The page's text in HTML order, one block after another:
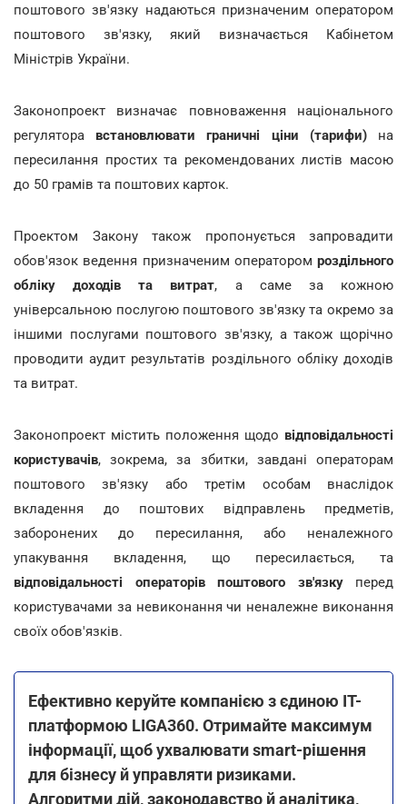
поштового зв'язку надаються призначеним оператором
поштового зв'язку, який визначається Кабінетом
Міністрів України.
Законопроект визначає повноваження національного
регулятора встановлювати граничні ціни (тарифи) на
пересилання простих та рекомендованих листів масою
до 50 грамів та поштових карток.
Проектом Закону також пропонується запровадити
обов'язок ведення призначеним оператором роздільного
обліку доходів та витрат, а саме за кожною
універсальною послугою поштового зв'язку та окремо за
іншими послугами поштового зв'язку, а також щорічно
проводити аудит результатів роздільного обліку доходів
та витрат.
Законопроект містить положення щодо відповідальності
користувачів, зокрема, за збитки, завдані операторам
поштового зв'язку або третім особам внаслідок
вкладення до поштових відправлень предметів,
заборонених до пересилання, або неналежного
упакування вкладення, що пересилається, та
відповідальності операторів поштового зв'язкуперед
користувачами за невиконання чи неналежне виконання
своїх обов'язків.
Ефективно керуйте компанією з єдиною ІТ-
платформою LIGA360. Отримайте максимум
інформації, щоб ухвалювати smart-рішення
для бізнесу й управляти ризиками.
Алгоритми дій, законодавство й аналітика,